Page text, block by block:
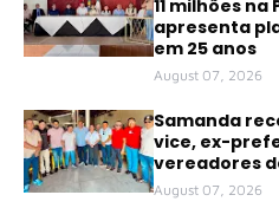
11 milhões
apresenta
em 25 anos
August 07, 2026
Samanda
vice, ex-
vereadores
August 07, 2026